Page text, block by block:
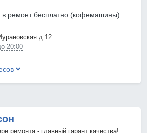
в ремонт бесплатно (кофемашины)
д.12
20:00
ремонта - главный гарант качества!